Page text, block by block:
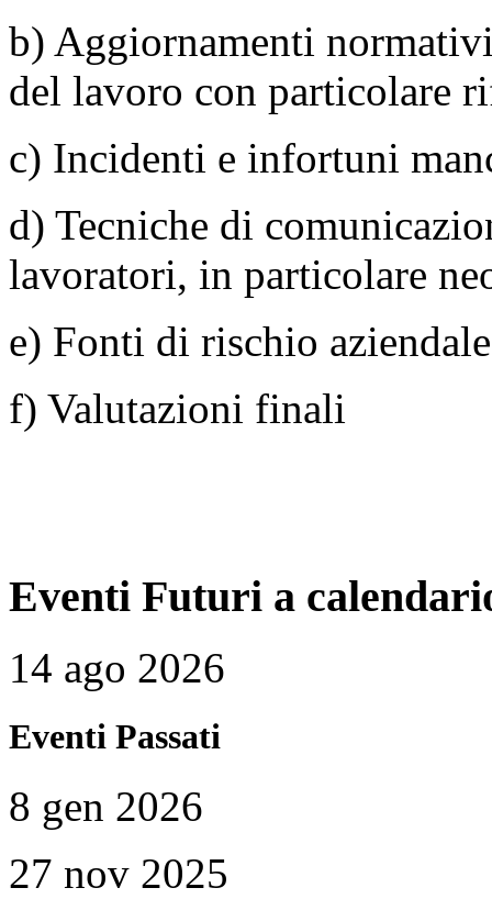
b) Aggiornamenti
del lavoro con particolare
c) Incidenti e infortuni
d) Tecniche di
lavoratori, in particolare
e) Fonti di rischio
f) Valutazioni finali
Eventi Futuri a
14 ago 2026
Eventi Passati
8 gen 2026
27 nov 2025